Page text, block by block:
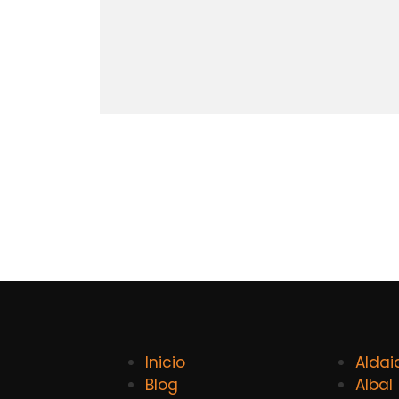
Inicio
Blog
Albal